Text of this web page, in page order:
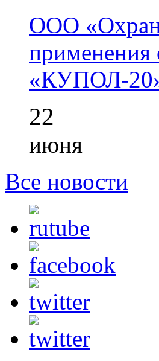
ООО
применения
«КУПОЛ-
22
июня
Все новости